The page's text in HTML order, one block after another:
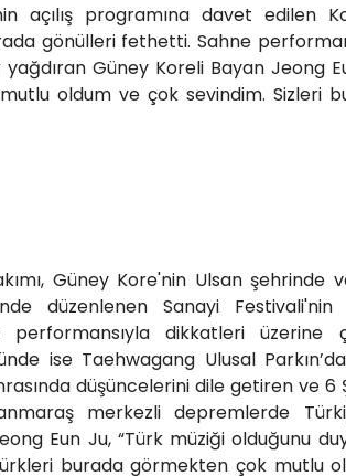
açılış programına davet edilen
gönülleri fethetti. Sahne
Güney Koreli Bayan Jeong
oldum ve çok sevindim. Sizleri
Güney Kore'nin Ulsan şehrinde
düzenlenen Sanayi Festivali'nin
dikkatleri üzerine
ise Taehwagang Ulusal
düşüncelerini dile getiren ve 6
merkezli depremlerde
Eun Ju, “Türk müziği olduğunu
burada görmekten çok mutlu